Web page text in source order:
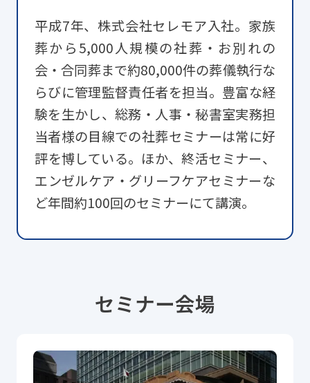
平成7年、株式会社セレモア入社。家族
葬から5,000人規模の社葬・お別れの
会・合同葬まで約80,000件の葬儀執行な
らびに管理監督責任者を担当。豊富な経
験を生かし、総務・人事・秘書室実務担
当者様の目線での社葬セミナーは常に好
評を博している。ほか、終活セミナー、
エンゼルケア・グリーフケアセミナーな
ど年間約100回のセミナーにて講演。
セミナー会場